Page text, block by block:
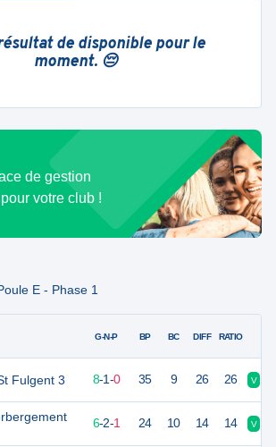
de disponible pour le
moment. 😔
de gestion
votre club !
E - Phase 1
Fulgent 3
G-N-P BP BC DIFF RATIO
25 8-1-0 35 9 26 26 V
20 9 6-2-1 24 10 14 14 V